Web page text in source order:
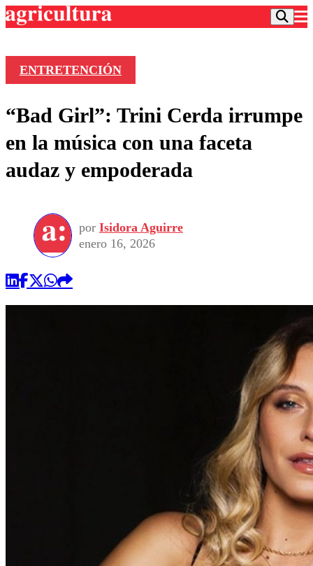
Frecuencias
Agricultura TV
Deportes
Colo Colo
Seleccion Chilena
Torneo Internacional
Universidad de Chile
Entretención
Economía
Internacional
Sustentabilidad
Publicaciones en medios
Opinión
ENTRETENCIÓN
“Bad Girl”: Trini Cerda irrumpe
en la música con una faceta
audaz y empoderada
por Isidora Aguirre
enero 16, 2026